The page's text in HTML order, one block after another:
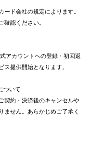
ード会社の規定によります。
確認ください。
アカウントへの登録・初回返
ス提供開始となります。
ついて
契約・決済後のキャンセルや
ません。あらかじめご了承く